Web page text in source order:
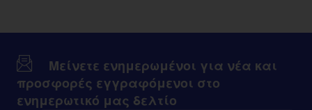
3ml)
Μείνετε ενημερωμένοι για νέα και
προσφορές εγγραφόμενοι στο
ενημερωτικό μας δελτίο